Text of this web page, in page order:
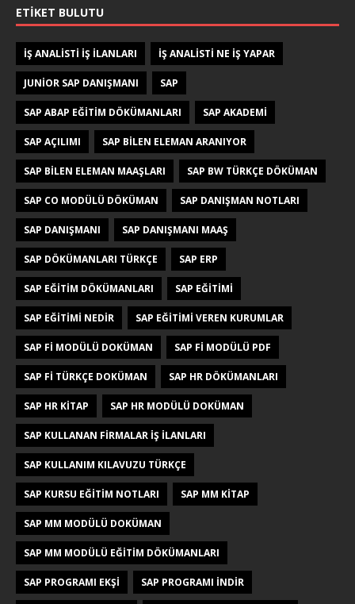
ETIKET BULUTU
IŞ ANALISTI IŞ ILANLARI IŞ ANALISTI NE IŞ YAPAR
JUNIOR SAP DANIŞMANI SAP
SAP ABAP EĞITIM DÖKÜMANLARI SAP AKADEMI
SAP AÇILIMI SAP BILEN ELEMAN ARANIYOR
SAP BILEN ELEMAN MAAŞLARI SAP BW TÜRKÇE DÖKÜMAN
SAP CO MODÜLÜ DÖKÜMAN SAP DANIŞMAN NOTLARI
SAP DANIŞMANI SAP DANIŞMANI MAAŞ
SAP DÖKÜMANLARI TÜRKÇE SAP ERP
SAP EĞITIM DÖKÜMANLARI SAP EĞITIMI
SAP EĞITIMI NEDIR SAP EĞITIMI VEREN KURUMLAR
SAP FI MODÜLÜ DOKÜMAN SAP FI MODÜLÜ PDF
SAP FI TÜRKÇE DOKÜMAN SAP HR DÖKÜMANLARI
SAP HR KITAP SAP HR MODÜLÜ DOKÜMAN
SAP KULLANAN FIRMALAR IŞ ILANLARI
SAP KULLANIM KILAVUZU TÜRKÇE
SAP KURSU EĞITIM NOTLARI SAP MM KITAP
SAP MM MODÜLÜ DOKÜMAN
SAP MM MODÜLÜ EĞITIM DÖKÜMANLARI
SAP PROGRAMI EKŞI SAP PROGRAMI INDIR